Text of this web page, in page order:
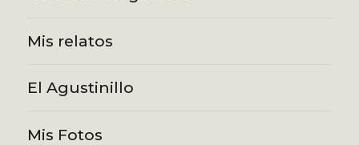
Mis relatos
El Agustinillo
Mis Fotos